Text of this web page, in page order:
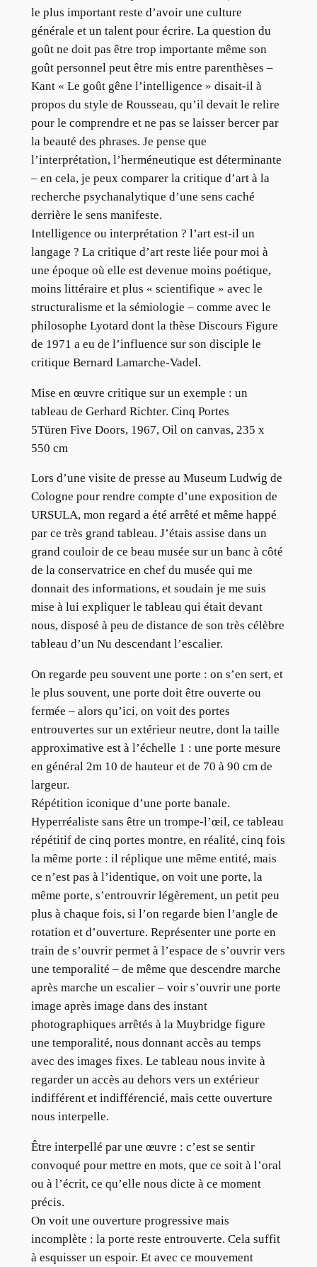
le plus important reste d’avoir une culture
générale et un talent pour écrire. La question du
goût ne doit pas être trop importante même son
goût personnel peut être mis entre parenthèses –
Kant « Le goût gêne l’intelligence » disait-il à
propos du style de Rousseau, qu’il devait le relire
pour le comprendre et ne pas se laisser bercer par
la beauté des phrases. Je pense que
l’interprétation, l’herméneutique est déterminante
– en cela, je peux comparer la critique d’art à la
recherche psychanalytique d’une sens caché
derrière le sens manifeste.
Intelligence ou interprétation ? l’art est-il un
langage ? La critique d’art reste liée pour moi à
une époque où elle est devenue moins poétique,
moins littéraire et plus « scientifique » avec le
structuralisme et la sémiologie – comme avec le
philosophe Lyotard dont la thèse Discours Figure
de 1971 a eu de l’influence sur son disciple le
critique Bernard Lamarche-Vadel.
Mise en œuvre critique sur un exemple : un
tableau de Gerhard Richter. Cinq Portes
5Türen Five Doors, 1967, Oil on canvas, 235 x
550 cm
Lors d’une visite de presse au Museum Ludwig de
Cologne pour rendre compte d’une exposition de
URSULA, mon regard a été arrêté et même happé
par ce très grand tableau. J’étais assise dans un
grand couloir de ce beau musée sur un banc à côté
de la conservatrice en chef du musée qui me
donnait des informations, et soudain je me suis
mise à lui expliquer le tableau qui était devant
nous, disposé à peu de distance de son très célèbre
tableau d’un Nu descendant l’escalier.
On regarde peu souvent une porte : on s’en sert, et
le plus souvent, une porte doit être ouverte ou
fermée – alors qu’ici, on voit des portes
entrouvertes sur un extérieur neutre, dont la taille
approximative est à l’échelle 1 : une porte mesure
en général 2m 10 de hauteur et de 70 à 90 cm de
largeur.
Répétition iconique d’une porte banale.
Hyperréaliste sans être un trompe-l’œil, ce tableau
répétitif de cinq portes montre, en réalité, cinq fois
la même porte : il réplique une même entité, mais
ce n’est pas à l’identique, on voit une porte, la
même porte, s’entrouvrir légèrement, un petit peu
plus à chaque fois, si l’on regarde bien l’angle de
rotation et d’ouverture. Représenter une porte en
train de s’ouvrir permet à l’espace de s’ouvrir vers
une temporalité – de même que descendre marche
après marche un escalier – voir s’ouvrir une porte
image après image dans des instant
photographiques arrêtés à la Muybridge figure
une temporalité, nous donnant accès au temps
avec des images fixes. Le tableau nous invite à
regarder un accès au dehors vers un extérieur
indifférent et indifférencié, mais cette ouverture
nous interpelle.
Être interpellé par une œuvre : c’est se sentir
convoqué pour mettre en mots, que ce soit à l’oral
ou à l’écrit, ce qu’elle nous dicte à ce moment
précis.
On voit une ouverture progressive mais
incomplète : la porte reste entrouverte. Cela suffit
à esquisser un espoir. Et avec ce mouvement